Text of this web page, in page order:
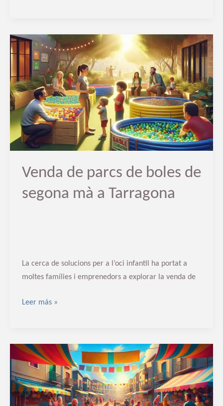
Venda de parcs de boles de
segona mà a Tarragona
La cerca de solucions per a l’oci infantil ha portat a
moltes famílies i emprenedors a explorar la venda de
Venda
de
parcs
de
boles
de
segona
mà
Leer más »
Venda
de
parcs
de
boles